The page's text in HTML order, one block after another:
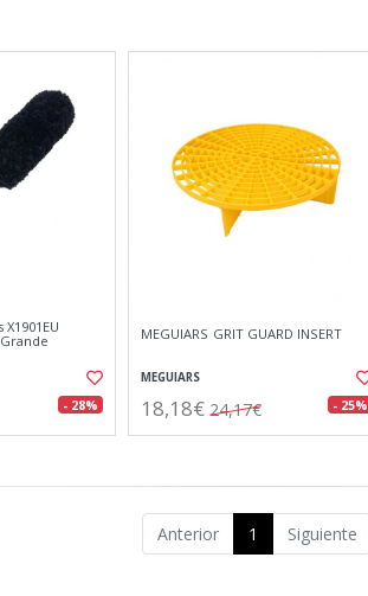
- 28%
MEGUIARS GRIT GUARD INSERT
MEGUIARS
18,18€ 24,17€ - 25%
Anterior 1 Siguiente